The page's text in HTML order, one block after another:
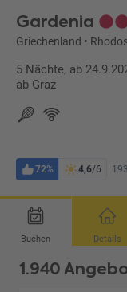
Gardenia
Griechenland •
5 Nächte, ab
ab Graz
72% 4,6/6 193
Buchen Details
1.940